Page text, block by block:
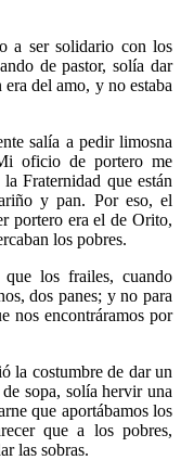
a ser solidario con los
de pastor, solía dar
del amo, y no estaba
salía a pedir limosna
oficio de portero me
Fraternidad que están
y pan. Por eso, el
portero era el de Orito,
los pobres.
los frailes, cuando
dos panes; y no para
nos encontráramos por
la costumbre de dar un
sopa, solía hervir una
que aportábamos los
que a los pobres,
las sobras.